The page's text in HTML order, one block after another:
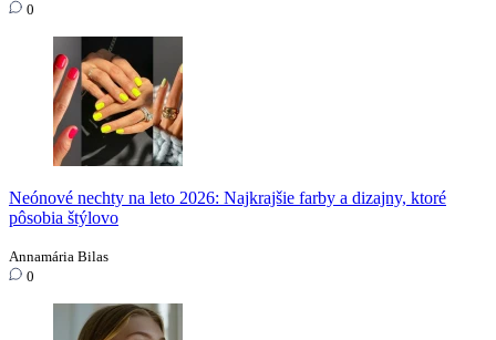
0
Neónové nechty na leto 2026: Najkrajšie farby a dizajny, ktoré
pôsobia štýlovo
Annamária Bilas
0